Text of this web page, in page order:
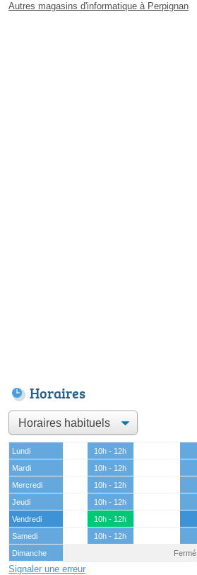
Autres magasins d'informatique à Perpignan
Horaires
Lundi 10h - 12h
Mardi
10h - 12h
Mercredi
10h - 12h
Jeudi
10h - 12h
Vendredi
10h - 12h
Samedi
10h - 12h
Dimanche
Fermé
Signaler une erreur